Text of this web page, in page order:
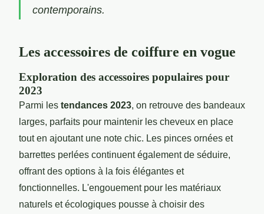
contemporains.
Les accessoires de coiffure en vogue
Exploration des accessoires populaires pour
2023
Parmi les tendances 2023, on retrouve des bandeaux
larges, parfaits pour maintenir les cheveux en place
tout en ajoutant une note chic. Les pinces ornées et
barrettes perlées continuent également de séduire,
offrant des options à la fois élégantes et
fonctionnelles. L'engouement pour les matériaux
naturels et écologiques pousse à choisir des